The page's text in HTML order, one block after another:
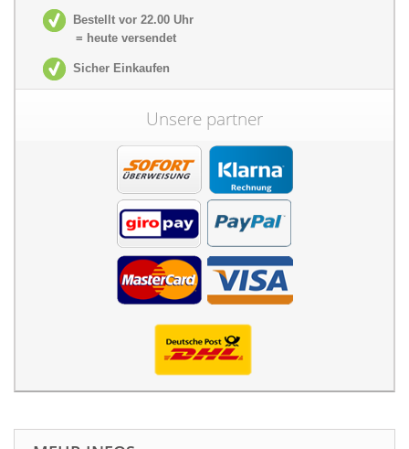
Bestellt vor 22.00 Uhr
= heute versendet
Sicher Einkaufen
Unsere partner